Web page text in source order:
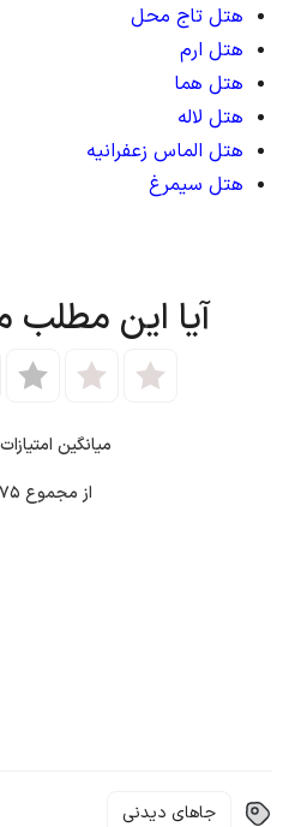
هتل تاج محل
هتل ارم
هتل هما
هتل لاله
هتل الماس زعفرانیه
هتل سیمرغ
آیا این مطلب
میانگین امتیازات
از مجموع ۷۵
جاهای دیدنی